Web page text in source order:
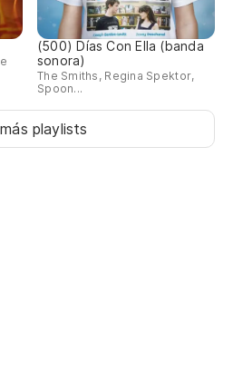
(500) Días Con Ella (banda
sonora)
The Smiths, Regina Spektor,
Spoon...
playlists